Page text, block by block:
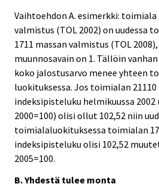
Vaihtoehdon A. esimerkki: toimiala
valmistus (TOL 2002) on uudessa
1711 massan valmistus (TOL
muunnosavain on 1. Tällöin
koko jalostusarvo menee yhteen
luokituksessa. Jos toimialan 21110
indeksipisteluku helmikuussa 2002
2000=100) olisi ollut 102,52 niin
toimialaluokituksessa toimialan
indeksipisteluku olisi 102,52
2005=100.
B. Yhdestä tulee monta